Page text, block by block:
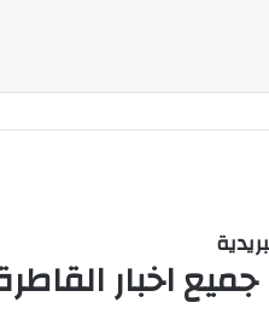
اخبار